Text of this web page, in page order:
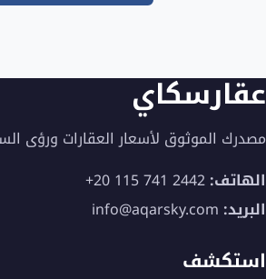
عقارسكاي
مصدرك الموثوق لأسعار العقارات ورؤى
الهاتف:+20 115 741 2442
البريد: info@aqarsky.com
استكشف